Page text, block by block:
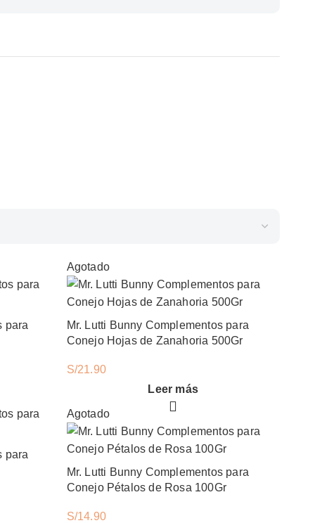
para
Agotado
Mr. Lutti Bunny Complementos para
Conejo Hojas de Zanahoria 500Gr
S/21.90
Leer más
para
Agotado
Mr. Lutti Bunny Complementos para
Conejo Pétalos de Rosa 100Gr
S/14.90